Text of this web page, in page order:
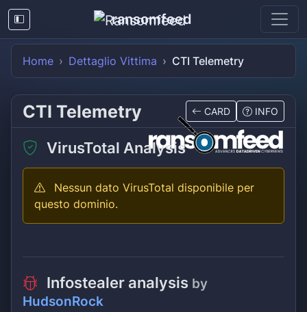
ransomfeed
Home Dettaglio Vittima CTI Telemetry
CTI Telemetry CARD INFO
VirusTotal Analysis
Nessun dato VirusTotal disponibile per
questo dominio.
Infostealer analysis by
HudsonRock